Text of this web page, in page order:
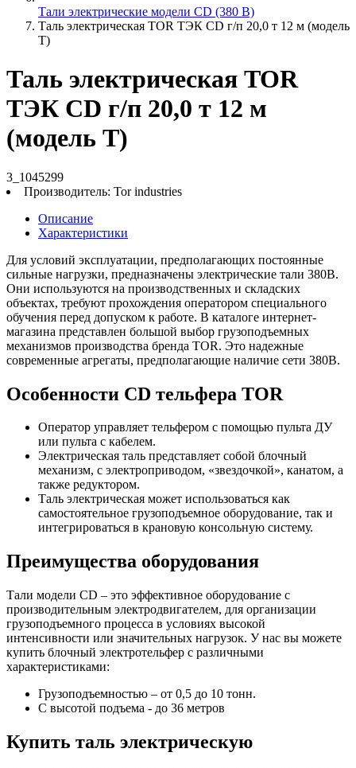
Тали электрические модели CD (380 В)
Таль электрическая TOR ТЭК CD г/п 20,0 т 12 м (модель
T)
Таль электрическая TOR
ТЭК CD г/п 20,0 т 12 м
(модель T)
3_1045299
Производитель: Tor industries
Описание
Характеристики
Для условий эксплуатации, предполагающих постоянные
сильные нагрузки, предназначены электрические тали 380В.
Они используются на производственных и складских
объектах, требуют прохождения оператором специального
обучения перед допуском к работе. В каталоге интернет-
магазина представлен большой выбор грузоподъемных
механизмов производства бренда TOR. Это надежные
современные агрегаты, предполагающие наличие сети 380В.
Особенности CD тельфера TOR
Оператор управляет тельфером с помощью пульта ДУ
или пульта с кабелем.
Электрическая таль представляет собой блочный
механизм, с электроприводом, «звездочкой», канатом, а
также редуктором.
Таль электрическая может использоваться как
самостоятельное грузоподъемное оборудование, так и
интегрироваться в крановую консольную систему.
Преимущества оборудования
Тали модели CD – это эффективное оборудование с
производительным электродвигателем, для организации
грузоподъемного процесса в условиях высокой
интенсивности или значительных нагрузок. У нас вы можете
купить блочный электротельфер с различными
характеристиками:
Грузоподъемностью – от 0,5 до 10 тонн.
С высотой подъема - до 36 метров
Купить таль электрическую